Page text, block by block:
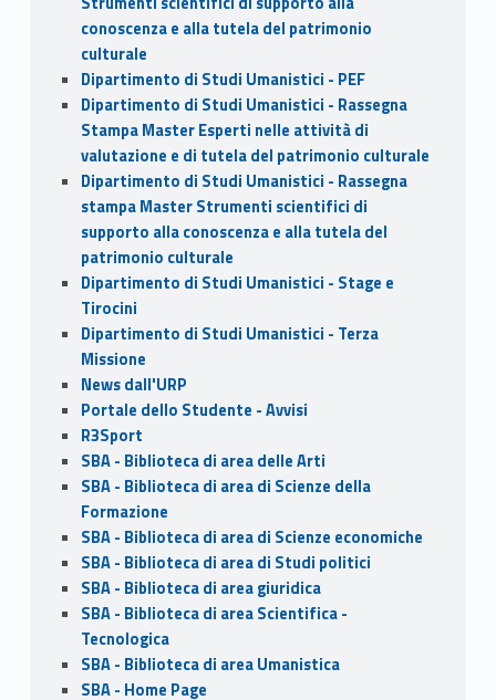
conoscenza e alla tutela del patrimonio
culturale
Dipartimento di Studi Umanistici - PEF
Dipartimento di Studi Umanistici - Rassegna
Stampa Master Esperti nelle attività di
valutazione e di tutela del patrimonio culturale
Dipartimento di Studi Umanistici - Rassegna
stampa Master Strumenti scientifici di
supporto alla conoscenza e alla tutela del
patrimonio culturale
Dipartimento di Studi Umanistici - Stage e
Tirocini
Dipartimento di Studi Umanistici - Terza
Missione
News dall'URP
Portale dello Studente - Avvisi
R3Sport
SBA - Biblioteca di area delle Arti
SBA - Biblioteca di area di Scienze della
Formazione
SBA - Biblioteca di area di Scienze economiche
SBA - Biblioteca di area di Studi politici
SBA - Biblioteca di area giuridica
SBA - Biblioteca di area Scientifica -
Tecnologica
SBA - Biblioteca di area Umanistica
SBA - Home Page